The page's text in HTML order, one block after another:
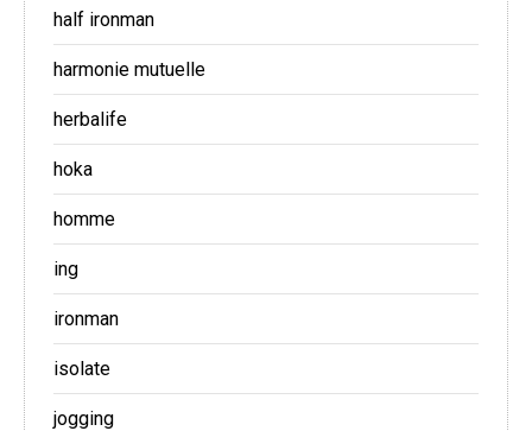
half ironman
harmonie mutuelle
herbalife
hoka
homme
ing
ironman
isolate
jogging